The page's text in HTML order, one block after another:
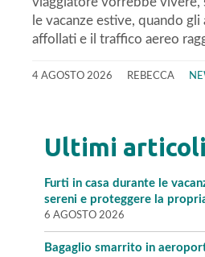
le vacanze estive, quando
affollati e il traffico aereo
4 AGOSTO 2026 REBECCA
Ultimi articoli
Furti in casa durante le
sereni e proteggere la
6 AGOSTO 2026
Bagaglio smarrito in